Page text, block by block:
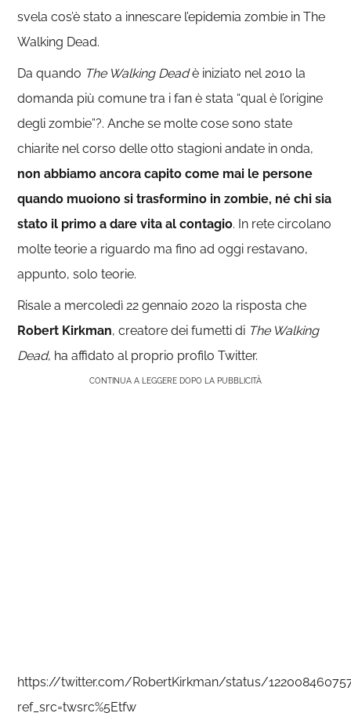
svela cos’è stato a innescare l’epidemia zombie in The
Walking Dead.
Da quando The Walking Deadè iniziato nel 2010 la
domanda più comune tra i fan è stata “qual è l’origine
degli zombie”?. Anche se molte cose sono state
chiarite nel corso delle otto stagioni andate in onda,
non abbiamo ancora capito come mai le persone
quando muoiono si trasformino in zombie, né chi sia
stato il primo a dare vita al contagio. In rete circolano
molte teorie a riguardo ma fino ad oggi restavano,
appunto, solo teorie.
Risale a mercoledì 22 gennaio 2020 la risposta che
Robert Kirkman, creatore dei fumetti di The Walking
Dead, ha affidato al proprio profilo Twitter.
CONTINUA A LEGGERE DOPO LA PUBBLICITÀ
https://twitter.com/RobertKirkman/status/
ref_src=twsrc%5Etfw